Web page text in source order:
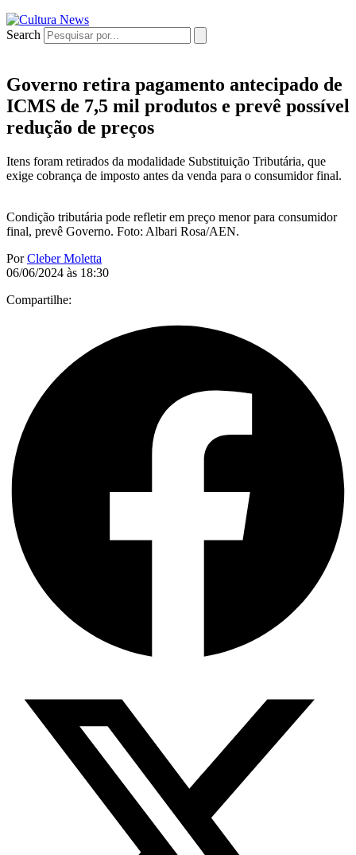
Search
Governo retira pagamento antecipado de
ICMS de 7,5 mil produtos e prevê possível
redução de preços
Itens foram retirados da modalidade Substituição Tributária, que
exige cobrança de imposto antes da venda para o consumidor final.
Condição tributária pode refletir em preço menor para consumidor
final, prevê Governo. Foto: Albari Rosa/AEN.
PorCleber Moletta
06/06/2024 às 18:30
Compartilhe: